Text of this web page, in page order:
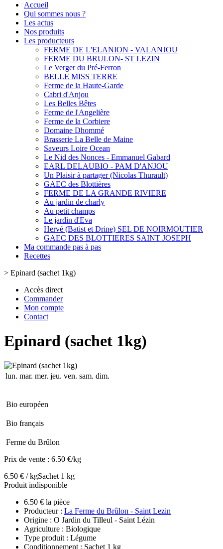
Accueil
Qui sommes nous ?
Les actus
Nos produits
Les producteurs
FERME DE L'ELANION - VALANJOU
FERME DU BRULON- ST LEZIN
Le Verger du Pré-Ferron
BELLE MISS TERRE
Ferme de la Haute-Garde
Cabri d'Anjou
Les Belles Bêtes
Ferme de l'Angelière
Ferme de la Corbiere
Domaine Dhommé
Brasserie La Belle de Maine
Saveurs Loire Ocean
Le Nid des Nonces - Emmanuel Gabard
EARL DELAUBIO - PAM D'ANJOU
Un Plaisir à partager (Nicolas Thurault)
GAEC des Blottières
FERME DE LA GRANDE RIVIERE
Au jardin de charly
Au petit champs
Le jardin d'Eva
Hervé (Batist et Drine) SEL DE NOIRMOUTIER
GAEC DES BLOTTIERES SAINT JOSEPH
Ma commande pas à pas
Recettes
> Epinard (sachet 1kg)
Accès direct
Commander
Mon compte
Contact
Epinard (sachet 1kg)
lun. mar. mer. jeu. ven. sam. dim.
Bio européen
Bio français
Ferme du Brûlon
Prix de vente : 6.50 €/kg
6.50 € / kgSachet 1 kg
Produit indisponible
6.50 € la pièce
Producteur : La Ferme du Brûlon - Saint Lezin
Origine : O Jardin du Tilleul - Saint Lézin
Agriculture : Biologique
Type produit : Légume
Conditionnement : Sachet 1 kg